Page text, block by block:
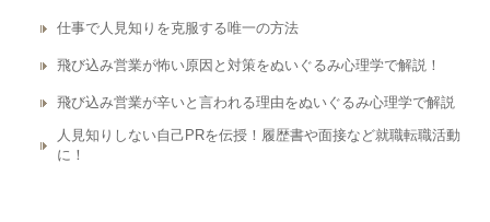
仕事で人見知りを克服する唯一の方法
飛び込み営業が怖い原因と対策をぬいぐるみ心理学で解説！
飛び込み営業が辛いと言われる理由をぬいぐるみ心理学で解説
人見知りしない自己PRを伝授！履歴書や面接など就職転職活動
に！